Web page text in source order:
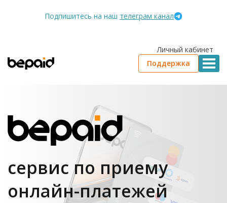
Подпишитесь на наш телеграм канал
Поддержка
Личный кабинет
сервис по приему
онлайн-платежей